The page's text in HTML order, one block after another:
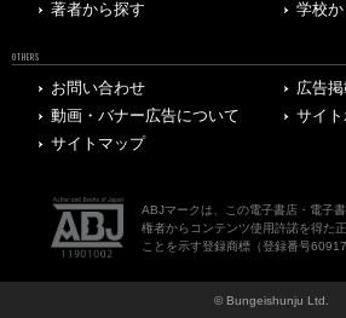
著者から探す
学校
OTHERS
お問い合わせ
広告
動画・バナー広告について
サイ
サイトマップ
ABJマークは、この電子書店・電子
権者からコンテンツ使用許諾を得た
ことを示す登録商標（登録番号
© Bungeishunju Ltd.